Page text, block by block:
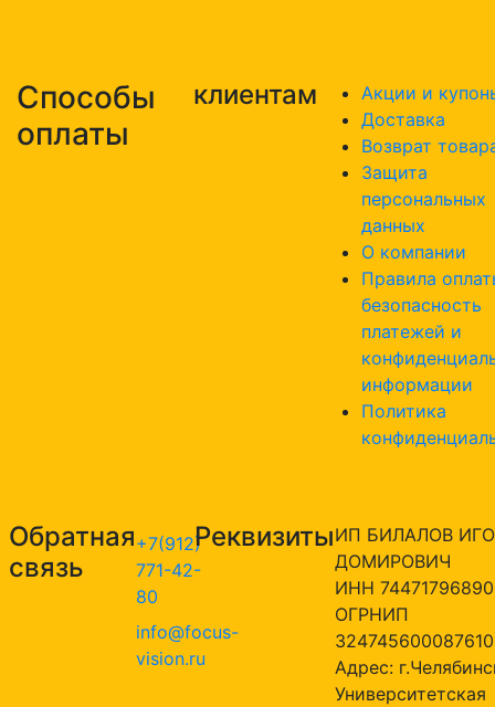
Способы
оплаты
клиентам
Акции и
Доставка
Возврат
Защита
персональных
данных
О компании
Правила
безопасность
платежей и
информации
Политика
Обратная
связь
+7(912)
771-42-
80
info@focus-
vision.ru
РеквизитыИП БИЛАЛОВ
ДОМИРОВИЧ
ИНН
ОГРНИП
324745600087610
Адрес:
Университетская